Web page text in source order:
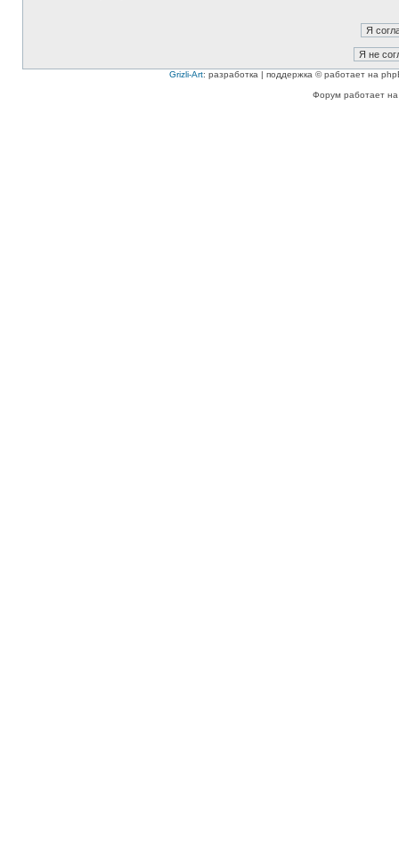
Grizli-Art: разработка | поддержка © работает на
Форум работает